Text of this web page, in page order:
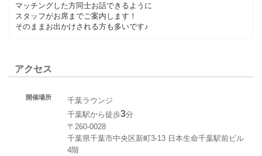
マッチングした方同士お話できるように
スタッフがお席までご案内します！
そのままお出かけされる方も多いです♪
アクセス
開催場所
千葉ラウンジ
千葉駅から徒歩3分
〒260-0028
千葉県千葉市中央区新町3-13 日本生命千葉駅前ビル
4階